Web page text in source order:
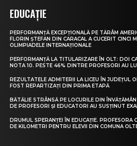
EDUCAȚIE
PERFORMANȚĂ EXCEPȚIONALĂ PE TĂRÂM
FLORIN ȘTEFAN DIN CARACAL A CUCERIT CINCI
OLIMPIADELE INTERNAȚIONALE
PERFORMANȚĂ LA TITULARIZARE ÎN OLT: DOI
NOTA 10. PESTE 46% DINTRE PROFESORI AU
REZULTATELE ADMITERII LA LICEU ÎN JUDEȚUL
FOST REPARTIZAȚI DIN PRIMA ETAPĂ
BĂTĂLIE STRÂNSĂ PE LOCURILE DIN
DE PROFESORI ȘI EDUCATORI AU SUSȚINUT
DRUMUL SPERANȚEI ÎN EDUCAȚIE. PROFESORA
DE KILOMETRI PENTRU ELEVII DIN COMUNA